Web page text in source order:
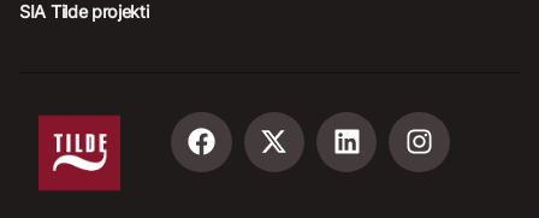
SIA Tilde projekti